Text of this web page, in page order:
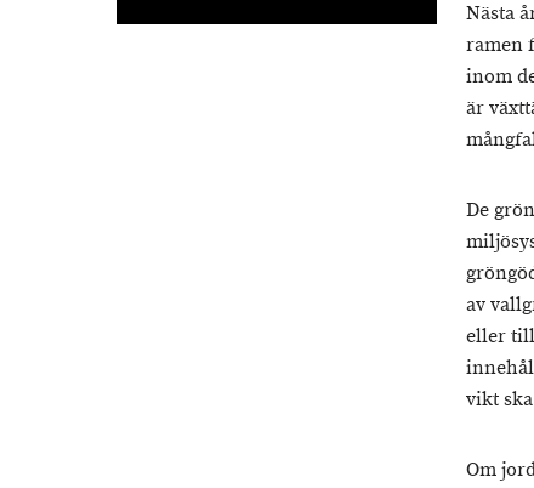
Nästa
ramen
inom
är
De
av
eller
vikt
Om